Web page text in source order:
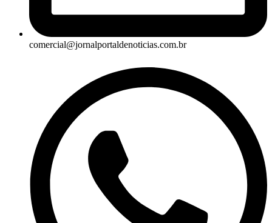
comercial@jornalportaldenoticias.com.br